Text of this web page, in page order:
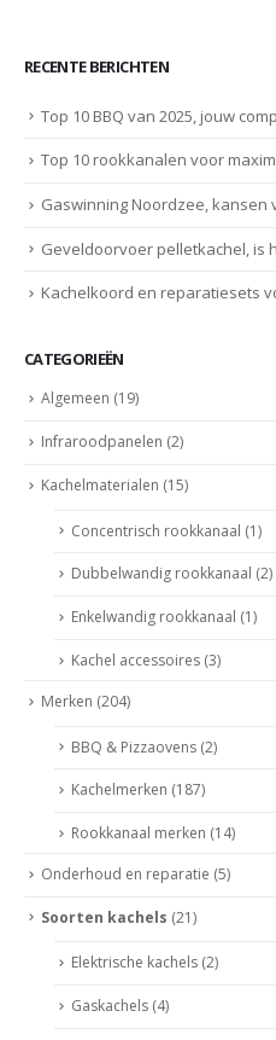
RECENTE BERICHTEN
Top 10 BBQ van 2025, jouw
Top 10 rookkanalen voor
Gaswinning Noordzee, kansen
Geveldoorvoer pelletkachel, is
Kachelkoord en reparatiesets
CATEGORIEËN
Algemeen (19)
Infraroodpanelen (2)
Kachelmaterialen (15)
Concentrisch rookkanaal (1)
Dubbelwandig rookkanaal (2)
Enkelwandig rookkanaal (1)
Kachel accessoires (3)
Merken (204)
BBQ & Pizzaovens (2)
Kachelmerken (187)
Rookkanaal merken (14)
Onderhoud en reparatie (5)
Soorten kachels (21)
Elektrische kachels (2)
Gaskachels (4)